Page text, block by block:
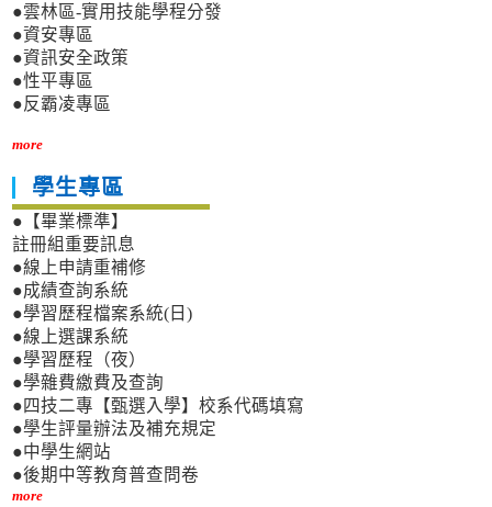
●雲林區-實用技能學程分發
●資安專區
●資訊安全政策
●性平專區
●反霸凌專區
more
學生專區
●【畢業標準】
註冊組重要訊息
●線上申請重補修
●成績查詢系統
●學習歷程檔案系統(日)
●線上選課系統
●學習歷程（夜）
●學雜費繳費及查詢
●四技二專【甄選入學】校系代碼填寫
●學生評量辦法及補充規定
●中學生網站
●後期中等教育普查問卷
more